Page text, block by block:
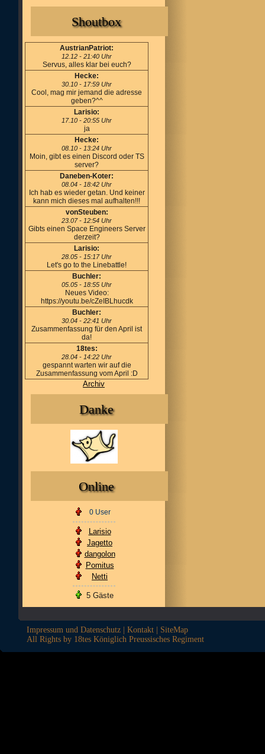
Shoutbox
AustrianPatriot:
12.12 - 21:40 Uhr
Servus, alles klar bei euch?
Hecke:
30.10 - 17:59 Uhr
Cool, mag mir jemand die adresse
geben?^^
Larisio:
17.10 - 20:55 Uhr
ja
Hecke:
08.10 - 13:24 Uhr
Moin, gibt es einen Discord oder TS
server?
Daneben-Koter:
08.04 - 18:42 Uhr
Ich hab es wieder getan. Und keiner
kann mich dieses mal aufhalten!!!
vonSteuben:
23.07 - 12:54 Uhr
Gibts einen Space Engineers Server
derzeit?
Larisio:
28.05 - 15:17 Uhr
Let's go to the Linebattle!
Buchler:
05.05 - 18:55 Uhr
Neues Video:
https://youtu.be/cZeIBLhucdk
Buchler:
30.04 - 22:41 Uhr
Zusammenfassung für den April ist
da!
18tes:
28.04 - 14:22 Uhr
gespannt warten wir auf die
Zusammenfassung vom April :D
Archiv
Danke
Online
0 User
Larisio
Jagetto
dangolon
Pomitus
Netti
5 Gäste
Impressum und Datenschutz Kontakt
SiteMap
All Rights by 18tes Königlich Preussisches Regiment